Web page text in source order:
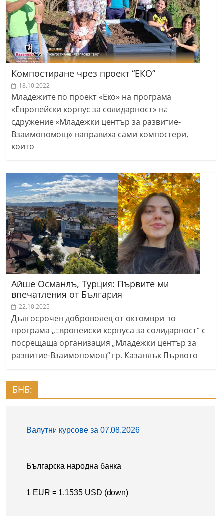
Компостиране чрез проект “ЕКО”
18.10.2022
Младежите по проект «Еко» на програма
«Европейски корпус за солидарност» на
сдружение «Младежки център за развитие-
Взаимопомощ» направиха сами компостери,
които
Айше Османлъ, Турция: Първите ми
впечатления от България
22.10.2025
Дългосрочен доброволец от октомври по
програма „Европейски корпуса за солидарност“ с
посрещаща организация „Младежки център за
развитие-Взаимопомощ“ гр. Казанлък Първото
БНБ: